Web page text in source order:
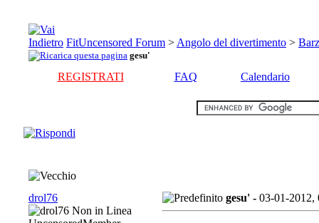
FitUncensored Forum > Angolo del divertimento >
gesu'
REGISTRATI FAQ Calendario
drol76 gesu' - 03-01-2012,